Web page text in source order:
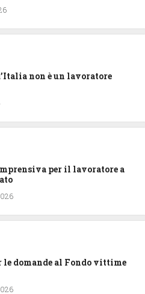
non è un lavoratore
per il lavoratore a
le domande al Fondo vittime